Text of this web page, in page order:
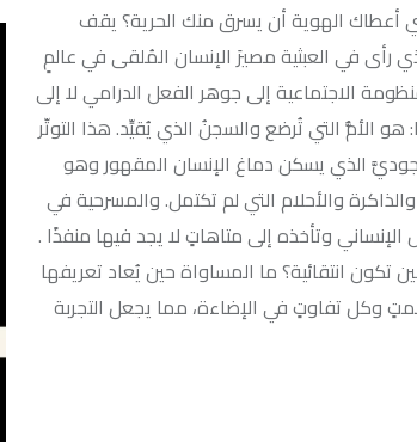
أن يسرق منك الحرية؟ يقف
مصيرَ الإنسان المُلقى في عالمٍ
إلى جوهر الفعل الدرامي لا إلى
والسجنُ الذي يُقيِّد. هذا التوتّر
يسكن دماغ الإنسان المقهور وهو
التي لم تكتمل. والمسرحية في
إلى متاهاتٍ لا يجد فيها منفذًا .
ما المساواة حين يُعاد تعريفها
في الإضاءة، مما يجعل التجربة